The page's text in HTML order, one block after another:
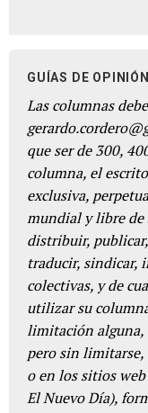
GUÍAS DE OPINIÓN
Las columnas
que ser de 300,
columna, el
exclusiva,
mundial y libre de
distribuir,
traducir, sindicar,
colectivas, y de
utilizar su
limitación alguna,
pero sin limitarse,
o en los sitios
El Nuevo Día),